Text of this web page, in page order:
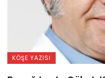
KÖŞE YAZISI